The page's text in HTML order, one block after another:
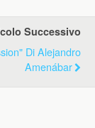
Successivo
Di Alejandro
Amenábar